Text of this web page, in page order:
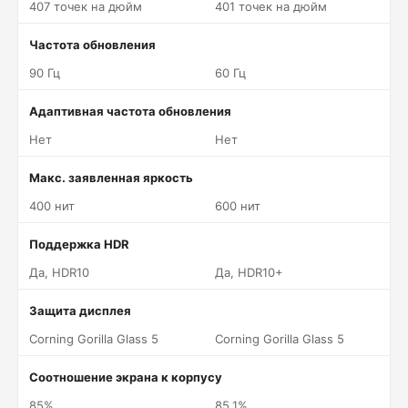
407 точек на дюйм 401 точек на дюйм
Частота обновления
90 Гц
60 Гц
Адаптивная частота обновления
Нет
Нет
Макс. заявленная яркость
400 нит
600 нит
Поддержка HDR
Да, HDR10
Да, HDR10+
Защита дисплея
Corning Gorilla Glass 5
Corning Gorilla Glass 5
Соотношение экрана к корпусу